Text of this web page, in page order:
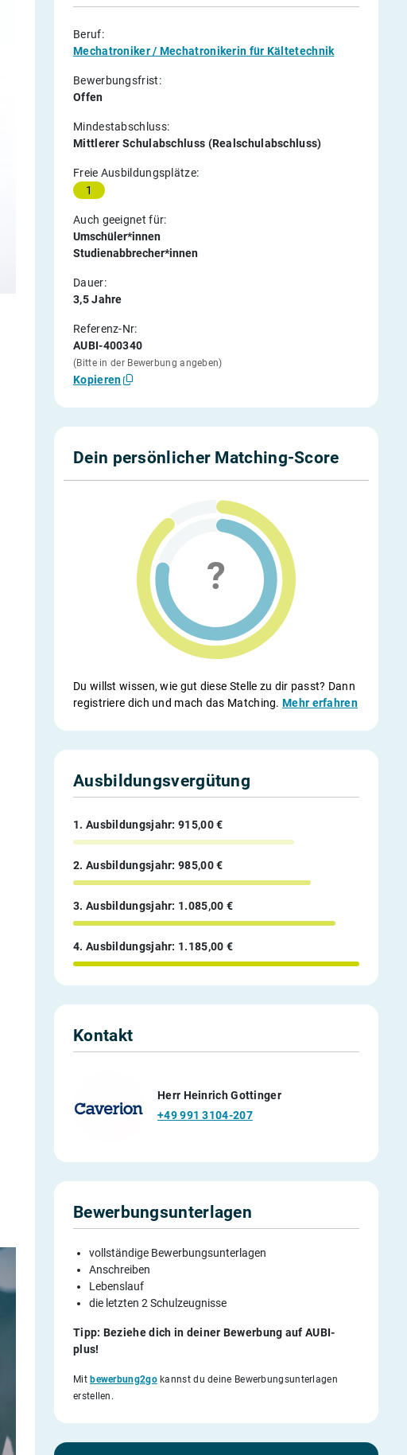
Beruf:
Mechatroniker / Mechatronikerin für Kältetechnik
Bewerbungsfrist:
Offen
Mindestabschluss:
Mittlerer Schulabschluss (Realschulabschluss)
Freie Ausbildungsplätze:
1
Auch geeignet für:
Umschüler*innen
Studienabbrecher*innen
Dauer:
3,5 Jahre
Referenz-Nr:
AUBI-400340
(Bitte in der Bewerbung angeben)
Kopieren
Dein persönlicher Matching-Score
Du willst wissen, wie gut diese Stelle zu dir passt? Dann
registriere dich und mach das Matching.Mehr erfahren
Ausbildungsvergütung
1. Ausbildungsjahr: 915,00 €
2. Ausbildungsjahr: 985,00 €
3. Ausbildungsjahr: 1.085,00 €
4. Ausbildungsjahr: 1.185,00 €
Kontakt
Herr Heinrich Gottinger
+49 991 3104-207
Bewerbungsunterlagen
vollständige Bewerbungsunterlagen
Anschreiben
Lebenslauf
die letzten 2 Schulzeugnisse
Tipp: Beziehe dich in deiner Bewerbung auf AUBI-
plus!
Mitbewerbung2gokannst du deine Bewerbungsunterlagen
erstellen.